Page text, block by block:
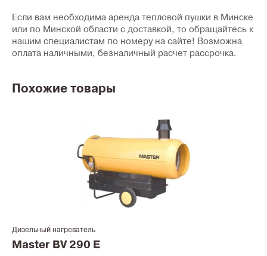
Если вам необходима аренда тепловой пушки в Минске
или по Минской области с доставкой, то обращайтесь к
нашим специалистам по номеру на сайте! Возможна
оплата наличными, безналичный расчет рассрочка.
Похожие товары
Дизельный нагреватель
Master BV 290 E